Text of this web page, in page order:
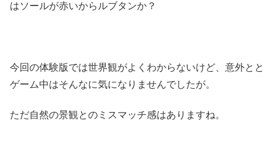
はソールが赤いからルブタンか？
今回の体験版では世界観がよくわからないけど、意外とと
ゲーム中はそんなに気になりませんでしたが。
ただ自然の景観とのミスマッチ感はありますね。